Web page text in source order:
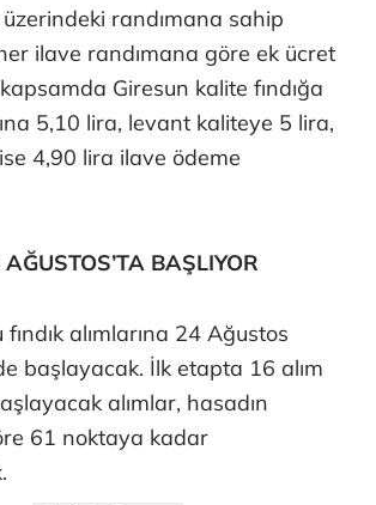
üzerindeki randımana sahip
ilave randımana göre ek ücret
Giresun kalite fındığa
5,10 lira, levant kaliteye 5 lira,
4,90 lira ilave ödeme
BAŞLIYOR
alımlarına 24 Ağustos
başlayacak. İlk etapta 16 alım
alımlar, hasadın
61 noktaya kadar